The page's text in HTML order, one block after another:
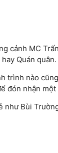
cảnh MC
Quán quân.
trình nào
đón nhận
như Bùi